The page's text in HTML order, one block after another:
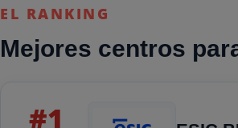
EL RANKING
Mejores centros
#1